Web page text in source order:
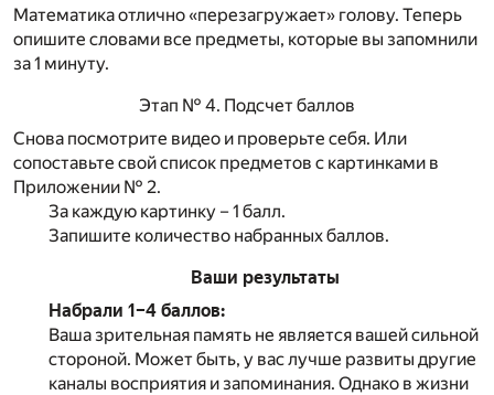
Математика отлично «перезагружает» голову. Теперь
опишите словами все предметы, которые вы запомнили
за 1 минуту.
Этап № 4. Подсчет баллов
Снова посмотрите видео и проверьте себя. Или
сопоставьте свой список предметов с картинками в
Приложении № 2.
За каждую картинку – 1 балл.
Запишите количество набранных баллов.
Ваши результаты
Набрали 1–4 баллов:
Ваша зрительная память не является вашей сильной
стороной. Может быть, у вас лучше развиты другие
каналы восприятия и запоминания. Однако в жизни